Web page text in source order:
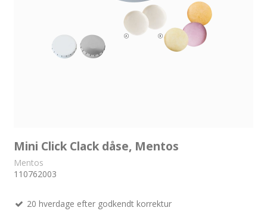
Mini Click Clack dåse, Mentos
Mentos
110762003
20 hverdage efter godkendt korrektur